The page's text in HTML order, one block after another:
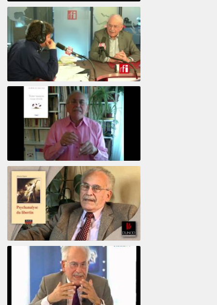
Psicoanálisis por Skype y teléfono Alberto
Eiguer presenta el curso virtual 2017
Votre maison vous révèle
Psychanalyse du libertin